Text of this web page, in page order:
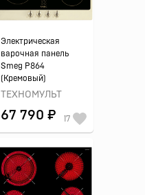
Электрическая
варочная панель
Smeg P864
(Кремовый)
ТЕХНОМУЛЬТ
67 790 ₽ 17